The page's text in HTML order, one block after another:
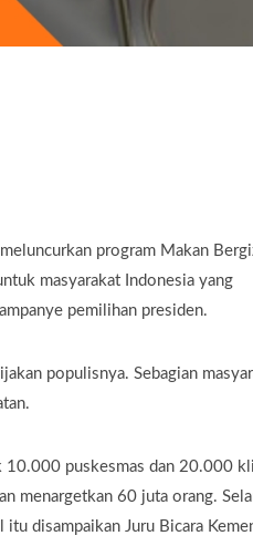
program Makan
masyarakat Indonesia yang
pemilihan presiden.
populisnya. Sebagian
10.000 puskesmas dan 20.000
menargetkan 60 juta orang.
disampaikan Juru Bicara